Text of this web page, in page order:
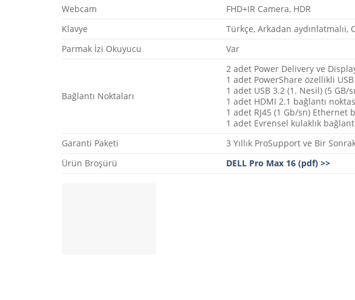
Webcam
FHD+IR Camera, HDR
Klavye
Türkçe, Arkadan aydınlatmalıi,
Parmak İzi Okuyucu
Var
Bağlantı Noktaları
2 adet Power Delivery ve
1 adet PowerShare özellikli
1 adet USB 3.2 (1. Nesil) (5 GB/
1 adet HDMI 2.1 bağlantı
1 adet RJ45 (1 Gb/sn) Ethernet
1 adet Evrensel kulaklık
Garanti Paketi
3 Yıllık ProSupport ve Bir
Ürün Broşürü
DELL Pro Max 16 (pdf) >>